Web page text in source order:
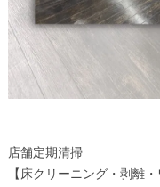
店舗定期清掃
【床クリーニング・剥離